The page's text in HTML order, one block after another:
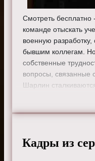
Смотреть бесплатно
команде отыскать
военную разработку,
бывшим коллегам.
собственные
вопросы, связанные
Шарлин
Клаттенхофф, Райан
Кадры из